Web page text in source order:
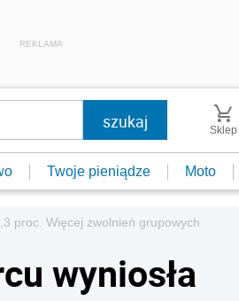
REKLAMA
Sklep
Twoje pieniądze Moto
proc. Więcej zwolnień grupowych
wyniosła